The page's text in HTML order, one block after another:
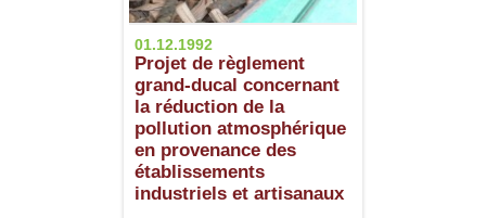
01.12.1992
Projet de règlement
grand-ducal concernant
la réduction de la
pollution atmosphérique
en provenance des
établissements
industriels et artisanaux